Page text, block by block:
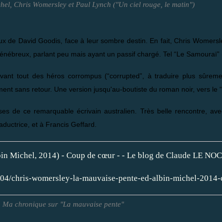
Chris Womersley et Paul Lynch ("Un ciel rouge, le matin")
de David Goodis, face à leur sombre destin. En fait, Chris
parlant peu mais ayant un passif chargé. Tel “Le
tout des héros corrompus (“corrupted”, à traduire plus
sans retour. Une version jusqu'au-boutiste du roman noir, vers le
de ce remarquable écrivain australien. Très belle rencontre,
et à Francis Geffard.
chris-womersley-la-mauvaise-pente-ed-albin-michel-
Ma chronique sur "La mauvaise pente"